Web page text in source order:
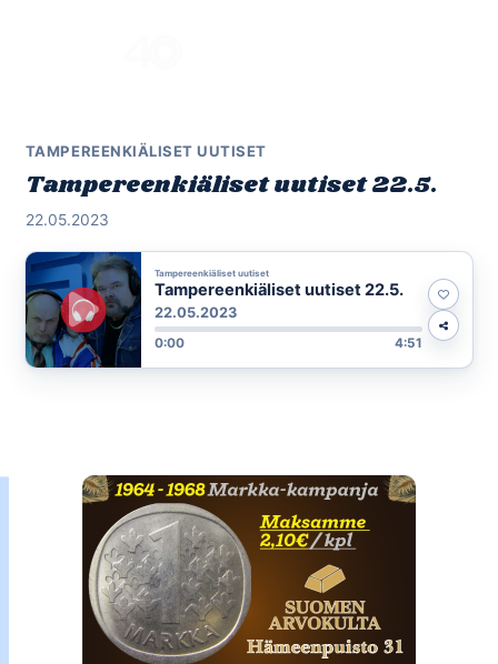
TAMPEREENKIÄLISET UUTISET
Tampereenkiäliset uutiset 22.5.
22.05.2023
Tampereenkiäliset uutiset
Tampereenkiäliset uutiset 22.5.
22.05.2023
0:00 4:51